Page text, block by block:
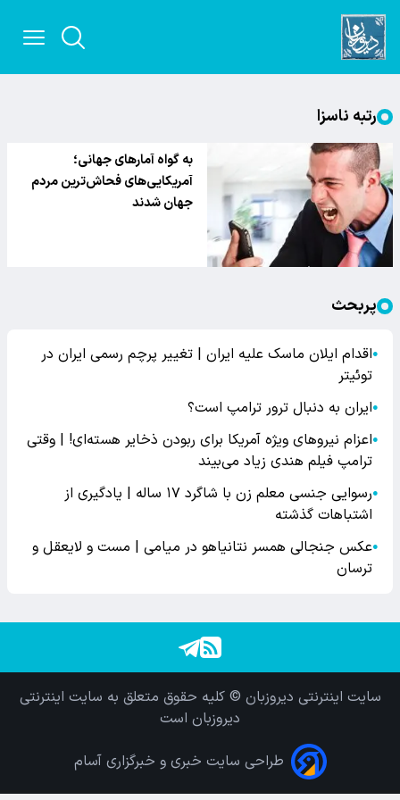
رتبه ناسزا
به گواه آمارهای جهانی؛
آمریکایی‌های فحاش‌ترین مردم
جهان شدند
پربحث
●اقدام ایلان ماسک علیه ایران | تغییر پرچم رسمی ایران در
توئیتر
●ایران به دنبال ترور ترامپ است؟
●اعزام نیروهای ویژه آمریکا برای ربودن ذخایر هسته‌ای! | وقتی
ترامپ فیلم هندی زیاد می‌بیند
●
رسوایی جنسی معلم زن با شاگرد ۱۷ ساله | یادگیری از
اشتباهات گذشته
●عکس جنجالی همسر نتانیاهو در میامی | مست و لایعقل و
ترسان
سایت اینترنتی دیروزبان © کلیه حقوق متعلق به سایت اینترنتی
دیروزبان است
طراحی سایت خبری و خبرگزاری آسام